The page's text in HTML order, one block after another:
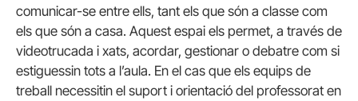
comunicar-se entre ells, tant els que són a classe com
els que són a casa. Aquest espai els permet, a través de
videotrucada i xats, acordar, gestionar o debatre com si
estiguessin tots a l’aula. En el cas que els equips de
treball necessitin el suport i orientació del professorat en